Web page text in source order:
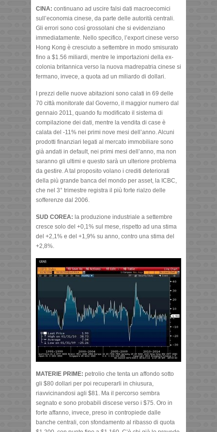
CINA: continuano ad uscire falsi dati macroecomici
sull’economia cinese, da parte delle autorità centrali.
Gli errori sono così grossolani che si evidenziano
immediatamente. Nello specifico, l’export cinese verso
Hong Kong è cresciuto a settembre in modo smisurato
fino a $1.56 miliardi, mentre le importazioni della ex-
colonia britannica verso la nuova madrepatria cinese si
fermano, invece, a quota ad un miliardo di dollari.
I prezzi delle nuove abitazioni sono calati in 69 delle
70 città monitorate dal Governo, il maggior numero dal
gennaio 2011, quando fu modificato il sistema di
compilazione dei dati, mentre la vendita di case è
calata del -11% nei primi nove mesi dell’anno. Alcuni
prodotti finanziari legati al mercato immobiliare sono
già andati in default, nei primi mesi dell’anno, ma non
saranno gli ultimi e questo sarà un ulteriore problema
da gestire. A tal proposito volano i crediti deteriorati
della più grande banca del mondo per asset, la ICBC,
che nel 3° trimestre registra il più forte rialzo delle
sofferenze dal 2006.
SUD COREA: la produzione industriale a settembre
cresce solo del +0,1% sul mese, rispetto ad una stima
del +2,1% e del +1,9% su anno, contro una stima del
+2,8%.
MATERIE PRIME: petrolio che tenta un affondo sotto
gli $80 dollari per poi recuperarli in chiusura,
riavvicinandosi agli $81. Ma il percorso sembra
segnato e sono probabili discese verso i $75. Oro in
forte affanno, invece, preso in contropiede dalle
banche centrali, con sfondamento al ribasso di quota